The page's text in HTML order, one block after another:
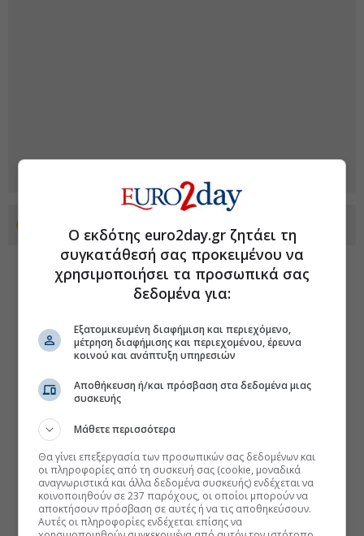
Ο εκδότης euro2day.gr ζητάει τη
συγκατάθεσή σας προκειμένου να
χρησιμοποιήσει τα προσωπικά σας
δεδομένα για:
Εξατομικευμένη διαφήμιση και περιεχόμενο,
μέτρηση διαφήμισης και περιεχομένου, έρευνα
κοινού και ανάπτυξη υπηρεσιών
Αποθήκευση ή/και πρόσβαση στα δεδομένα μιας
συσκευής
Μάθετε περισσότερα
Θα γίνει επεξεργασία των προσωπικών σας δεδομένων και
οι πληροφορίες από τη συσκευή σας (cookie, μοναδικά
αναγνωριστικά και άλλα δεδομένα συσκευής) ενδέχεται να
κοινοποιηθούν σε 237 παρόχους, οι οποίοι μπορούν να
αποκτήσουν πρόσβαση σε αυτές ή να τις αποθηκεύσουν.
Αυτές οι πληροφορίες ενδέχεται επίσης να